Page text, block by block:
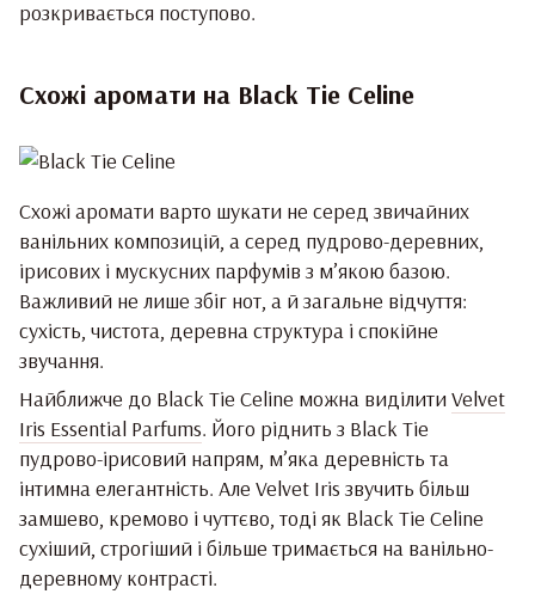
розкривається поступово.
Схожі аромати на Black Tie Celine
Схожі аромати варто шукати не серед звичайних
ванільних композицій, а серед пудрово-деревних,
ірисових і мускусних парфумів з м’якою базою.
Важливий не лише збіг нот, а й загальне відчуття:
сухість, чистота, деревна структура і спокійне
звучання.
Найближче до Black Tie Celine можна виділити Velvet
Iris Essential Parfums. Його ріднить з Black Tie
пудрово-ірисовий напрям, м’яка деревність та
інтимна елегантність. Але Velvet Iris звучить більш
замшево, кремово і чуттєво, тоді як Black Tie Celine
сухіший, строгіший і більше тримається на ванільно-
деревному контрасті.